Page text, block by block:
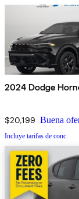
2024 Dodge
$20,199 Buena
Incluye tarifas de conc.